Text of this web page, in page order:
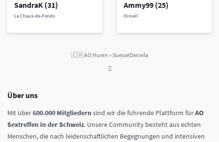
SandraK (31)
La Chaux-de-Fonds
Ammy99 (25)
Hinwil
🇨🇭AO Huren »SuesseDaniela
Über uns
Mit über600.000 Mitgliedernsind wir die führende Plattform fürAO
Sextreffen in der Schweiz. Unsere Community besteht aus echten
Menschen, die nach leidenschaftlichen Begegnungen und intensiven